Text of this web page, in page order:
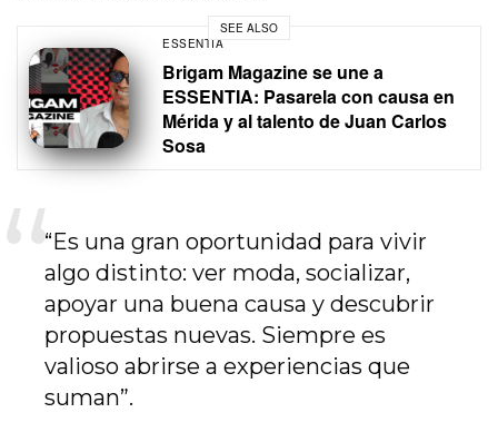
SEE ALSO
ESSENTIA
Brigam Magazine se une a
ESSENTIA: Pasarela con causa en
Mérida y al talento de Juan Carlos
Sosa
“Es una gran oportunidad para vivir
algo distinto: ver moda, socializar,
apoyar una buena causa y descubrir
propuestas nuevas. Siempre es
valioso abrirse a experiencias que
suman”.